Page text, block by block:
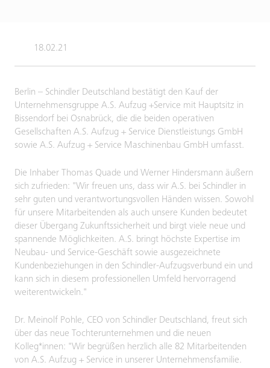
18.02.21
Berlin – Schindler Deutschland bestätigt den Kauf der
Unternehmensgruppe A.S. Aufzug +Service mit Hauptsitz in
Bissendorf bei Osnabrück, die die beiden operativen
Gesellschaften A.S. Aufzug + Service Dienstleistungs GmbH
sowie A.S. Aufzug + Service Maschinenbau GmbH umfasst.
Die Inhaber Thomas Quade und Werner Hindersmann äußern
sich zufrieden: "Wir freuen uns, dass wir A.S. bei Schindler in
sehr guten und verantwortungsvollen Händen wissen. Sowohl
für unsere Mitarbeitenden als auch unsere Kunden bedeutet
dieser Übergang Zukunftssicherheit und birgt viele neue und
spannende Möglichkeiten. A.S. bringt höchste Expertise im
Neubau- und Service-Geschäft sowie ausgezeichnete
Kundenbeziehungen in den Schindler-Aufzugsverbund ein und
kann sich in diesem professionellen Umfeld hervorragend
weiterentwickeln."
Dr. Meinolf Pohle, CEO von Schindler Deutschland, freut sich
über das neue Tochterunternehmen und die neuen
Kolleg*innen: "Wir begrüßen herzlich alle 82 Mitarbeitenden
von A.S. Aufzug + Service in unserer Unternehmensfamilie.